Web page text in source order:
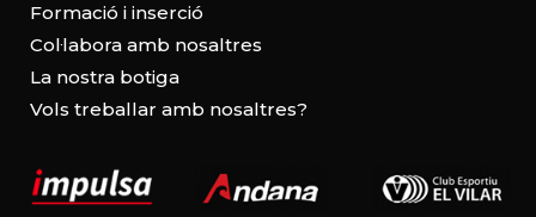
Formació i inserció
Col·labora amb nosaltres
La nostra botiga
Vols treballar amb nosaltres?